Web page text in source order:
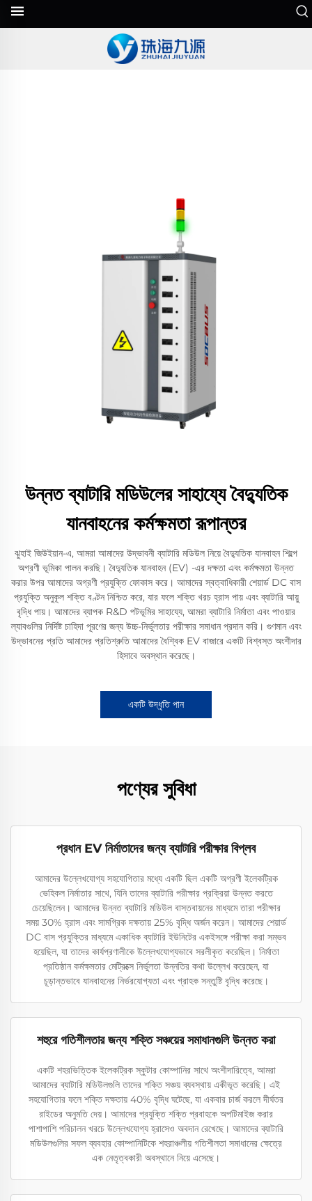
উন্নত ব্যাটারি মডিউলের সাহায্যে বৈদ্যুতিক
যানবাহনের কর্মক্ষমতা রূপান্তর
ঝুহাই জিউইয়ান-এ, আমরা আমাদের উদ্ভাবনী ব্যাটারি মডিউল নিয়ে বৈদ্যুতিক যানবাহন শিল্পে
অগ্রণী ভূমিকা পালন করছি। বৈদ্যুতিক যানবাহন (EV) -এর দক্ষতা এবং কর্মক্ষমতা উন্নত
করার উপর আমাদের অগ্রণী প্রযুক্তি ফোকাস করে। আমাদের স্বত্বাধিকারী শেয়ার্ড DC বাস
প্রযুক্তি অনুকূল শক্তি বণ্টন নিশ্চিত করে, যার ফলে শক্তি খরচ হ্রাস পায় এবং ব্যাটারি আয়ু
বৃদ্ধি পায়। আমাদের ব্যাপক R&D পটভূমির সাহায্যে, আমরা ব্যাটারি নির্মাতা এবং পাওয়ার
ল্যাবগুলির নির্দিষ্ট চাহিদা পূরণের জন্য উচ্চ-নির্ভুলতার পরীক্ষার সমাধান প্রদান করি। গুণমান এবং
উদ্ভাবনের প্রতি আমাদের প্রতিশ্রুতি আমাদের বৈশ্বিক EV বাজারে একটি বিশ্বস্ত অংশীদার
হিসাবে অবস্থান করেছে।
একটি উদ্ধৃতি পান
পণ্যের সুবিধা
প্রধান EV নির্মাতাদের জন্য ব্যাটারি পরীক্ষার বিপ্লব
আমাদের উল্লেখযোগ্য সহযোগিতার মধ্যে একটি ছিল একটি অগ্রণী ইলেকট্রিক
ভেহিকল নির্মাতার সাথে, যিনি তাদের ব্যাটারি পরীক্ষার প্রক্রিয়া উন্নত করতে
চেয়েছিলেন। আমাদের উন্নত ব্যাটারি মডিউল বাস্তবায়নের মাধ্যমে তারা পরীক্ষার
সময় 30% হ্রাস এবং সামগ্রিক দক্ষতায় 25% বৃদ্ধি অর্জন করেন। আমাদের শেয়ার্ড
DC বাস প্রযুক্তির মাধ্যমে একাধিক ব্যাটারি ইউনিটের একইসঙ্গে পরীক্ষা করা সম্ভব
হয়েছিল, যা তাদের কার্যপ্রণালীকে উল্লেখযোগ্যভাবে সরলীকৃত করেছিল। নির্মাতা
প্রতিষ্ঠান কর্মক্ষমতার মেট্রিক্সে নির্ভুলতা উন্নতির কথা উল্লেখ করেছেন, যা
চূড়ান্তভাবে যানবাহনের নির্ভরযোগ্যতা এবং গ্রাহক সন্তুষ্টি বৃদ্ধি করেছে।
শহুরে গতিশীলতার জন্য শক্তি সঞ্চয়ের সমাধানগুলি উন্নত করা
একটি শহরভিত্তিক ইলেকট্রিক স্কুটার কোম্পানির সাথে অংশীদারিত্বে, আমরা
আমাদের ব্যাটারি মডিউলগুলি তাদের শক্তি সঞ্চয় ব্যবস্থায় একীভূত করেছি। এই
সহযোগিতার ফলে শক্তি দক্ষতায় 40% বৃদ্ধি ঘটেছে, যা একবার চার্জ করলে দীর্ঘতর
রাইডের অনুমতি দেয়। আমাদের প্রযুক্তি শক্তি প্রবাহকে অপটিমাইজ করার
পাশাপাশি পরিচালন খরচে উল্লেখযোগ্য হ্রাসেও অবদান রেখেছে। আমাদের ব্যাটারি
মডিউলগুলির সফল ব্যবহার কোম্পানিটিকে শহরাঞ্চলীয় গতিশীলতা সমাধানের ক্ষেত্রে
এক নেতৃত্বকারী অবস্থানে নিয়ে এসেছে।